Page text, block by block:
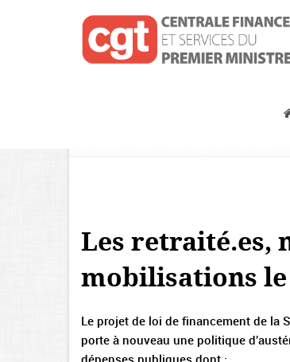
Les retraité.es,
mobilisations
Le projet de loi de financement de la
porte à nouveau une politique
dépenses publiques dont :